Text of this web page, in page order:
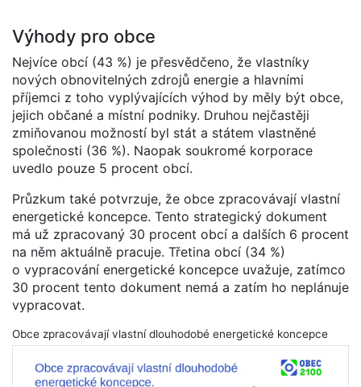
Výhody pro obce
Nejvíce obcí (43 %) je přesvědčeno, že vlastníky
nových obnovitelných zdrojů energie a hlavními
příjemci z toho vyplývajících výhod by měly být obce,
jejich občané a místní podniky. Druhou nejčastěji
zmiňovanou možností byl stát a státem vlastněné
společnosti (36 %). Naopak soukromé korporace
uvedlo pouze 5 procent obcí.
Průzkum také potvrzuje, že obce zpracovávají vlastní
energetické koncepce. Tento strategický dokument
má už zpracovaný 30 procent obcí a dalších 6 procent
na něm aktuálně pracuje. Třetina obcí (34 %)
o vypracování energetické koncepce uvažuje, zatímco
30 procent tento dokument nemá a zatím ho neplánuje
vypracovat.
Obce zpracovávají vlastní dlouhodobé energetické koncepce